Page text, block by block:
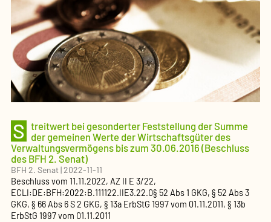
S
treitwert bei gesonderter Feststellung der Summe
der gemeinen Werte der Wirtschaftsgüter des
Verwaltungsvermögens bis zum 30.06.2016 (Beschluss
des BFH 2. Senat)
BFH 2. Senat|2022-11-11
Beschlussvom 11.11.2022, AZ II E 3/22,
ECLI:DE:BFH:2022:B.111122.IIE3.22.0§ 52 Abs 1 GKG, § 52 Abs 3
GKG, § 66 Abs 6 S 2 GKG, § 13a ErbStG 1997 vom 01.11.2011, § 13b
ErbStG 1997 vom 01.11.2011